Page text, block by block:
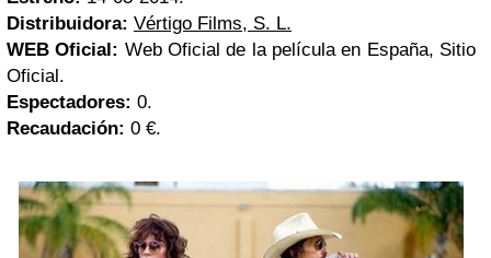
Distribuidora: Vértigo Films, S. L.
WEB Oficial: Web Oficial de la película en España, Sitio
Oficial.
Espectadores: 0.
Recaudación: 0 €.